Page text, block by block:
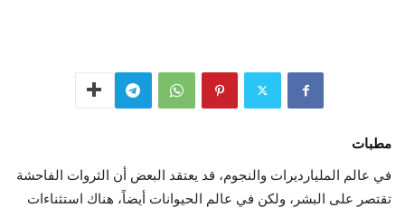
مطبات
في عالم المليارديرات والنجوم، قد يعتقد البعض أن الثروات الفاحشة
تقتصر على البشر، ولكن في عالم الحيوانات أيضاً، هناك استثناءات